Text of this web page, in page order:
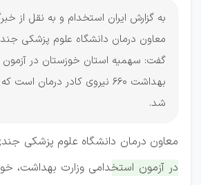
به گزارش ایران استخدام و به نقل از
معاون درمان دانشگاه علوم پزشکی
گفت: سهمیه استان خوزستان در آزمون
بهداشت 660 نیروی کادر درمان
شد.
معاون درمان دانشگاه علوم پزشکی
در آزمون استخدامی وزارت بهداشت،